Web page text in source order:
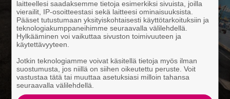
laitteellesi saadaksemme tietoja esimerkiksi sivuista, joilla
vierailit, IP-osoitteestasi sekä laitteesi ominaisuuksista.
Pääset tutustumaan yksityiskohtaisesti käyttötarkoituksiin ja
teknologiakumppaneihimme seuraavalla välilehdellä.
Hylkääminen voi vaikuttaa sivuston toimivuuteen ja
käytettävyyteen.
Jotkin teknologiamme voivat käsitellä tietoja myös ilman
suostumusta, jos niillä on siihen oikeutettu peruste. Voit
vastustaa tätä tai muuttaa asetuksiasi milloin tahansa
seuraavalla välilehdellä.